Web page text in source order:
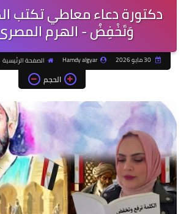
دكتورة دعاء معاطي تكتب
وَتَخْفِضُ - الهرم
30 مايو 2026 Hamdy algyar الصفحة الرئيسية
الحجم